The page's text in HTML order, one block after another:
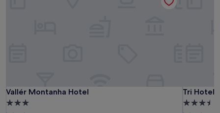
Vallér Montanha Hotel
Vallér Montanha Hotel
3.0-
Tri Hotel
Tri Hotel
3.5-